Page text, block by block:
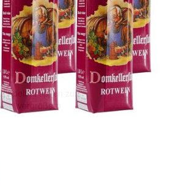
Doppelt antippen zum
vergrößern